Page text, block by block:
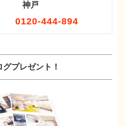
神戸
0120-444-894
プレゼント！